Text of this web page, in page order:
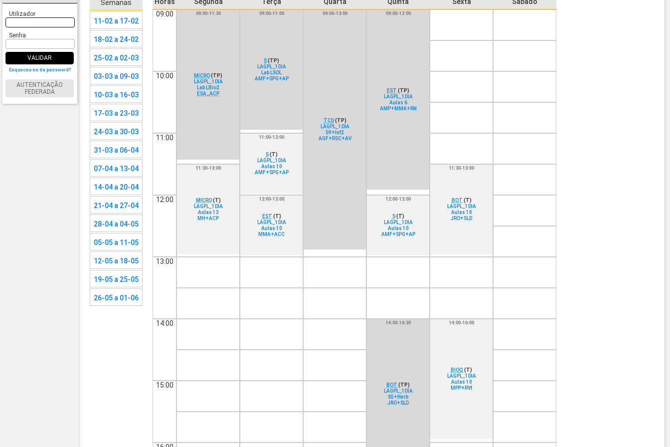
Utilizador
Senha
VALIDAR
Esqueceu-se da password?
AUTENTICAÇÃO
FEDERADA
Semanas
11-02 a 17-02
18-02 a 24-02
25-02 a 02-03
03-03 a 09-03
10-03 a 16-03
17-03 a 23-03
24-03 a 30-03
31-03 a 06-04
07-04 a 13-04
14-04 a 20-04
21-04 a 27-04
28-04 a 04-05
05-05 a 11-05
12-05 a 18-05
19-05 a 25-05
26-05 a 01-06
09:00
09:00-11:30
MICRO(TP)
LAGPL_1DIA
Lab LBio2
ESA_ACP
09:00-11:00
S(TP)
LAGPL_1DIA
Lab LSOL
AMF+SPG+AP
09:00-13:00
TCD(TP)
LAGPL_1DIA
S9+Inf2
AGF+RSC+AV
09:00-12:00
EST (TP)
LAGPL_1DIA
Aulas 6
AMP+MMA+RN
10:00
11:00 11:00-12:00
S(T)
LAGPL_1DIA
Aulas 10
AMF+SPG+AP
11:30-13:00
MICRO(T)
LAGPL_1DIA
Aulas 13
MH+ACP
11:30-13:00
BOT (T)
LAGPL_1DIA
Aulas 10
JRO+SLD
12:00 12:00-13:00
EST (T)
LAGPL_1DIA
Aulas 10
MMA+ACC
12:00-13:00
S(T)
LAGPL_1DIA
Aulas 10
AMF+SPG+AP
13:00
14:00 14:00-16:30
BOT (TP)
LAGPL_1DIA
S5+Herb
JRO+SLD
14:00-16:00
BIOQ (T)
LAGPL_1DIA
Aulas 10
MPP+RVt
15:00